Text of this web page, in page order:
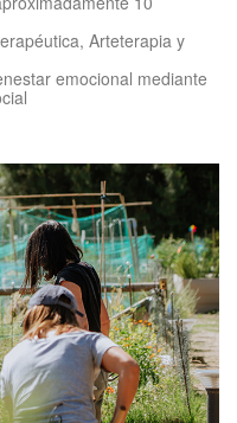
Arteterapia y
emocional mediante